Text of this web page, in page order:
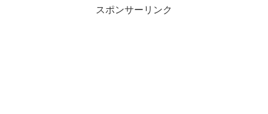
スポンサーリンク